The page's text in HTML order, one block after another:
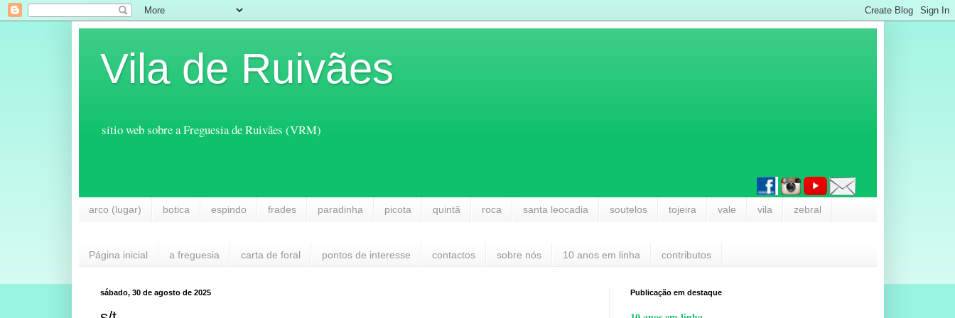
Vila de Ruivães
sítio web sobre a Freguesia de Ruivães (VRM)
arco (lugar) botica espindo frades paradinha picota quintã roca santa leocadia soutelos tojeira vale vila zebral
Página inicial a freguesia carta de foral pontos de interesse contactos sobre nós 10 anos em linha contributos
sábado, 30 de agosto de 2025 Publicação em destaque